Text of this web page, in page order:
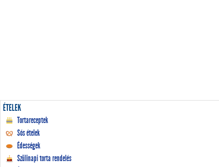
ÉTELEK
Tortareceptek
Sós ételek
Édességek
Szülinapi torta rendelés